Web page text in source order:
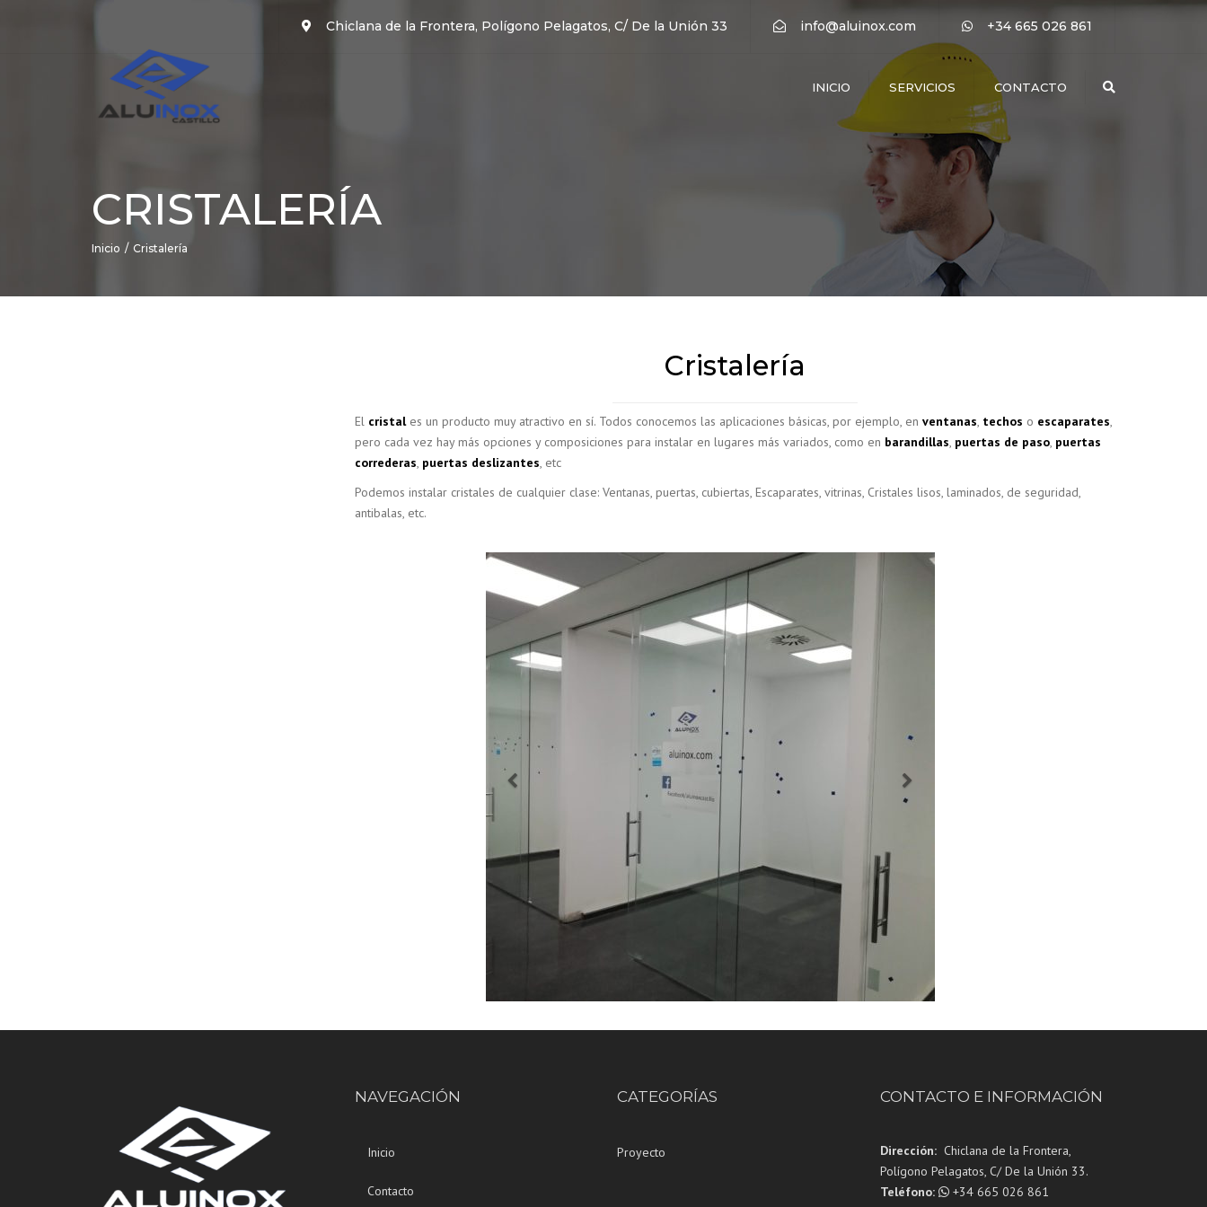
Chiclana de la Frontera, Polígono Pelagatos, C/ De la Unión 33 info@aluinox.com +34 665 026 861
INICIO SERVICIOS
ALUMINIO
CRISTALERÍA
PERSIANAS
MOSQUITERAS
CONTACTO
CRISTALERÍA
Inicio Cristalería
Cristalería
El cristales un producto muy atractivo en sí. Todos conocemos las aplicaciones básicas, por ejemplo, en ventanas techos o escaparates
pero cada vez hay más opciones y composiciones para instalar en lugares más variados, como en barandillas puertas de paso, puertas
correderas puertas deslizantes , etc
Podemos instalar cristales de cualquier clase: Ventanas, puertas, cubiertas, Escaparates, vitrinas, Cristales lisos, laminados, de seguridad,
antibalas, etc.
NAVEGACIÓN
Inicio
Contacto
CATEGORÍAS
Proyecto
CONTACTO E INFORMACIÓN
Dirección:Chiclana de la Frontera,
Polígono Pelagatos, C/ De la Unión 33.
Teléfono:
+34 665 026 861